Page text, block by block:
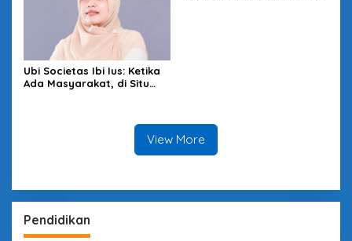
Ubi Societas Ibi Ius: Ketika
Ada Masyarakat, di Situ
View More
Pendidikan